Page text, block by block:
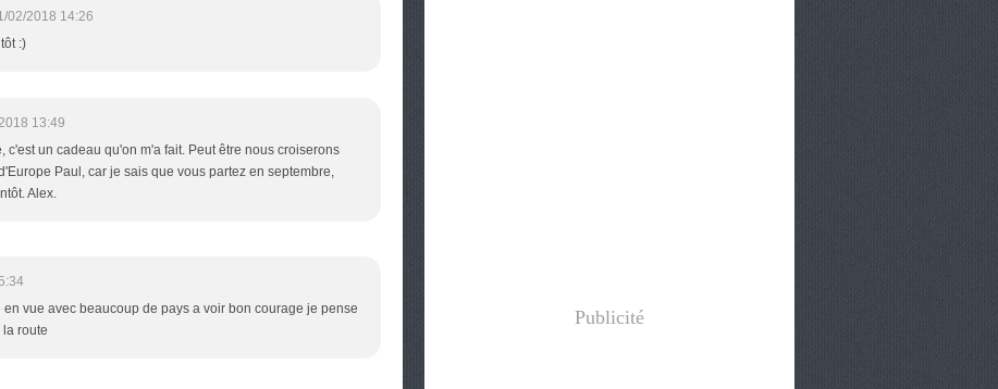
02/2018 14:26
:)
13:49
c'est un cadeau qu'on m'a fait. Peut être nous croiserons
Paul, car je sais que vous partez en septembre,
Alex.
vue avec beaucoup de pays a voir bon courage je pense
route
Publicité